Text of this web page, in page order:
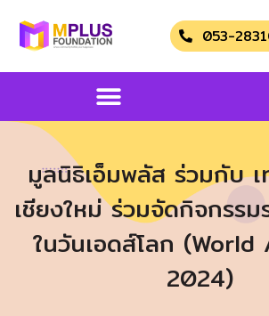
053-
มูลนิธิเอ็มพลัส ร่วมกับ
เชียงใหม่ ร่วมจัดกิจกรร
ในวันเอดส์โลก (World
2024)